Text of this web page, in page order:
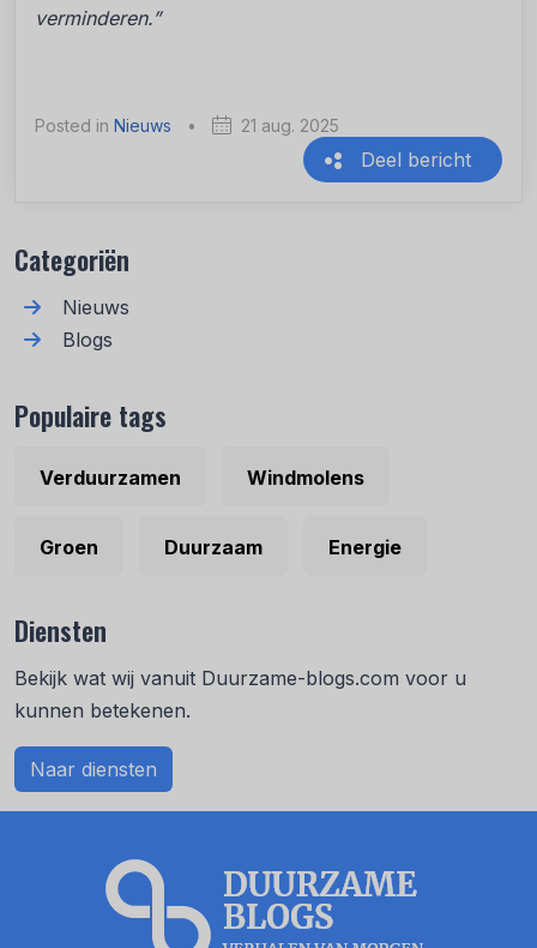
verminderen.”
Posted in Nieuws • 21 aug. 2025
Deel bericht
Categoriën
Nieuws
Blogs
Populaire tags
Verduurzamen Windmolens
Groen Duurzaam Energie
Diensten
Bekijk wat wij vanuit Duurzame-blogs.com voor u
kunnen betekenen.
Naar diensten